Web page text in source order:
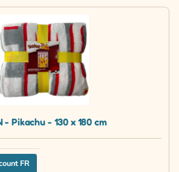
- Pikachu - 130 x 180 cm
FR